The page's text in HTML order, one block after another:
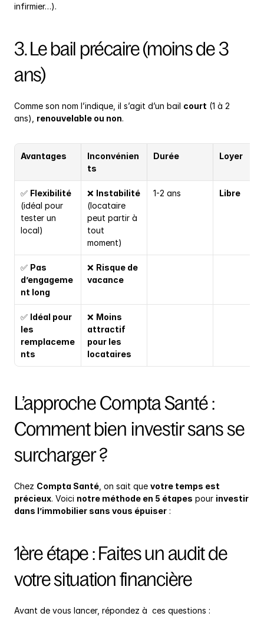
infirmier…).
3. Le bail précaire (moins de 3
ans)
Comme son nom l’indique, il s’agit d’un bail court (1 à 2
ans), renouvelable ou non.
Avantages
Inconvénien
ts
Durée Loyer
✅ Flexibilité
(idéal pour
tester un
local)
❌ Instabilité
(locataire
peut partir à
tout
moment)
1-2 ans Libre
✅ Pas
d’engageme
nt long
❌ Risque de
vacance
✅ Idéal pour
les
remplaceme
nts
❌ Moins
attractif
pour les
locataires
L’approche Compta Santé :
Comment bien investir sans se
surcharger ?
Chez Compta Santé , on sait que votre temps est
précieux. Voici notre méthode en 5 étapes pour investir
dans l’immobilier sans vous épuiser :
1ère étape : Faites un audit de
votre situation financière
Avant de vous lancer, répondez à  ces questions :